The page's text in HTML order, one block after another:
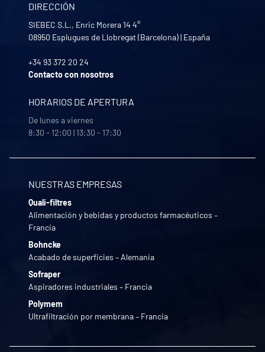
DIRECCIÓN
SIEBEC S.L., Enric Morera 14 4°
08950 Esplugues de Llobregat (Barcelona)| España
+34 93 372 20 24
Contacto con nosotros
HORARIOS DE APERTURA
De lunes a viernes
8:30 - 12:00 | 13:30 - 17:30
NUESTRAS EMPRESAS
Quali-filtres
Alimentación y bebidas y productos farmacéuticos –
Francia
Bohncke
Acabado de superficies – Alemania
Sofraper
Aspiradores industriales – Francia
Polymem
Ultrafiltración por membrana – Francia